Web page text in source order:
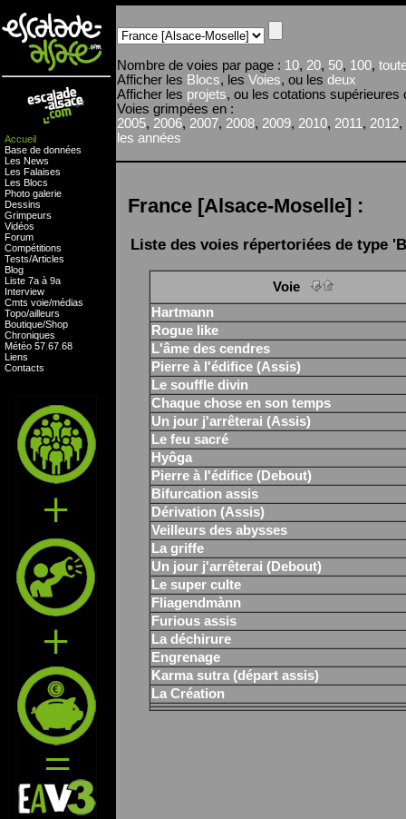
Accueil
Base de données
Les News
Les Falaises
Les Blocs
Photo galerie
Dessins
Grimpeurs
Vidéos
Forum
Compétitions
Tests/Articles
Blog
Liste 7a à 9a
Interview
Cmts voie/médias
Topo/ailleurs
Boutique/Shop
Chroniques
Météo 57 67 68
Liens
Contacts
Nombre de voies par page : 10, 20, 50, 100,
Afficher les Blocs, les Voies, ou les deux
Afficher les projets, ou les cotations supérieures
Voies grimpées en :
2005, 2006, 2007, 2008, 2009, 2010, 2011 , 2012,
les années
France [Alsace-Moselle] :
Liste des voies répertoriées de type
Voie
Hartmann
Rogue like
L'âme des cendres
Pierre à l'édifice (Assis)
Le souffle divin
Chaque chose en son temps
Un jour j'arrêterai (Assis)
Le feu sacré
Hyôga
Pierre à l'édifice (Debout)
Bifurcation assis
Dérivation (Assis)
Veilleurs des abysses
La griffe
Un jour j'arrêterai (Debout)
Le super culte
Fliagendmànn
Furious assis
La déchirure
Engrenage
Karma sutra (départ assis)
La Création